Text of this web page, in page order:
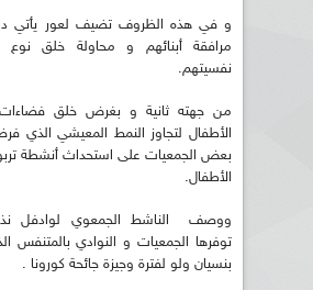
و في هذه الظروف تضيف لعور يأتي دور
مرافقة أبنائهم و محاولة خلق
نفسيتهم.
من جهته ثانية و بغرض خلق فضاءات
الأطفال لتجاوز النمط المعيشي الذي
بعض الجمعيات على استحداث أنشطة
الأطفال.
ووصف الناشط الجمعوي لوادفل
توفرها الجمعيات و النوادي بالمتنفس
بنسيان ولو لفترة وجيزة جائحة كورونا .